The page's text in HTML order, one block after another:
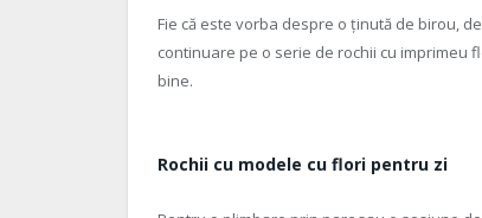
Fie că este vorba despre o ținută de birou,
continuare pe o serie de rochii cu imprimeu
bine.
Rochii cu modele cu flori pentru zi